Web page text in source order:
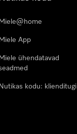
Miele@home
Miele App
Miele ühendatavad
Nutikas kodu: klienditugi